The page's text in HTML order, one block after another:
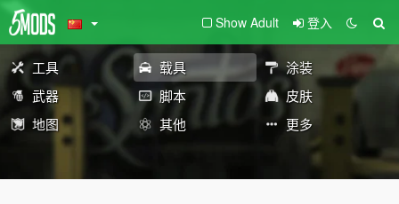
Show Adult 登入
工具 载具
涂装
武器
脚本
皮肤
地图
其他 更多